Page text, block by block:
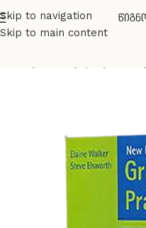
Skip to navigation
Skip to main content